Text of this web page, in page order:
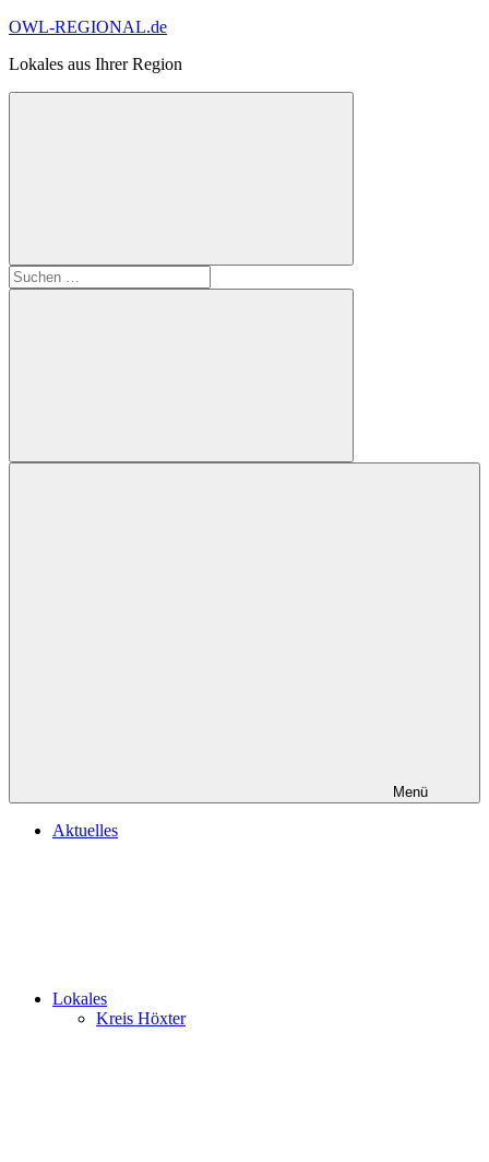
Zum
springen
OWL-REGIONAL.de
Lokales aus Ihrer Region
Suchformular
öffnen
Suchen
nach:
Suchen
Menü
Aktuelles
Lokales
Kreis Höxter